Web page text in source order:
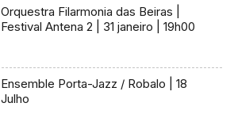
Orquestra Filarmonia das Beiras |
Festival Antena 2 | 31 janeiro | 19h00
Ensemble Porta-Jazz / Robalo | 18
Julho